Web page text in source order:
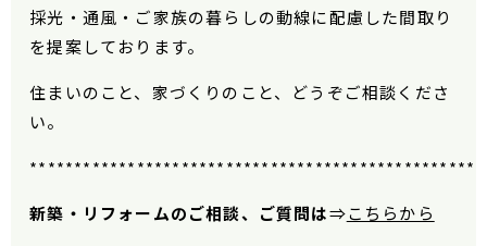
採光・通風・ご家族の暮らしの動線に配慮した間取り
を提案しております。
住まいのこと、家づくりのこと、どうぞご相談くださ
い。
新築・リフォームのご相談、ご質問は⇒こちらから